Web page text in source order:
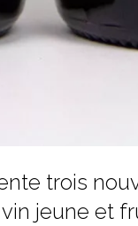
trois
jeune